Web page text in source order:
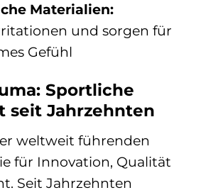
Materialien:
und sorgen für
Gefühl
Sportliche
seit Jahrzehnten
weltweit führenden
für Innovation, Qualität
Seit Jahrzehnten